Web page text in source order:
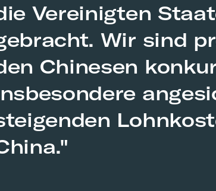
Vereinigten
Wir sind
Chinesen